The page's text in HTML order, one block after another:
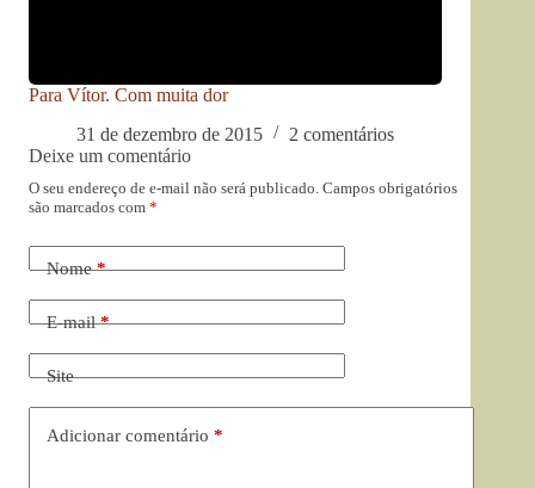
Para Vítor. Com muita dor
31 de dezembro de 2015
2 comentários
Deixe um comentário
O seu endereço de e-mail não será publicado. Campos obrigatórios
são marcados com *
Nome*
E-mail*
Site
Adicionar comentário *